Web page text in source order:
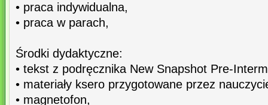
• praca indywidualna,
• praca w parach,
Środki dydaktyczne:
• tekst z podręcznika New Snapshot Pre-
• materiały ksero przygotowane przez
• magnetofon,